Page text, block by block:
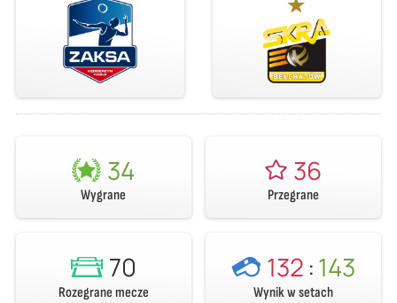
34
Wygrane
36
Przegrane
70
Rozegrane mecze
132 :143
Wynik w setach